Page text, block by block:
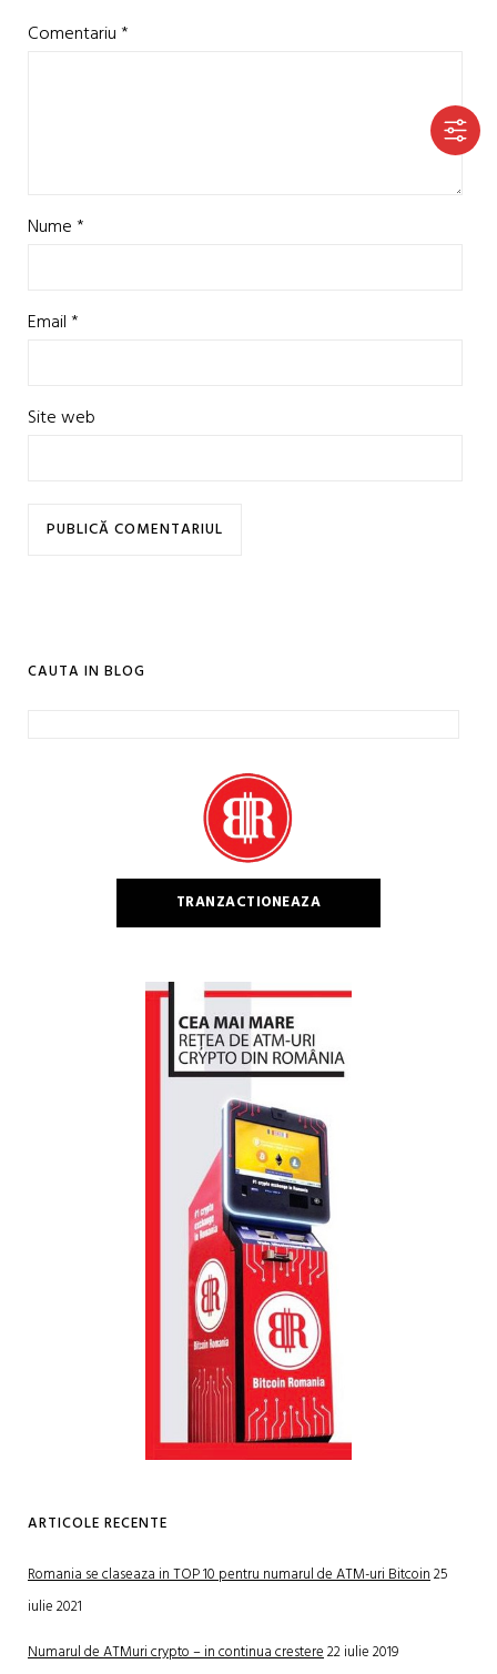
Comentariu*
Nume*
Email*
Site web
CAUTA IN BLOG
TRANZACTIONEAZA
ARTICOLE RECENTE
Romania se claseaza in TOP 10 pentru numarul de ATM-uri Bitcoin25
iulie 2021
Numarul de ATMuri crypto – in continua crestere22 iulie 2019